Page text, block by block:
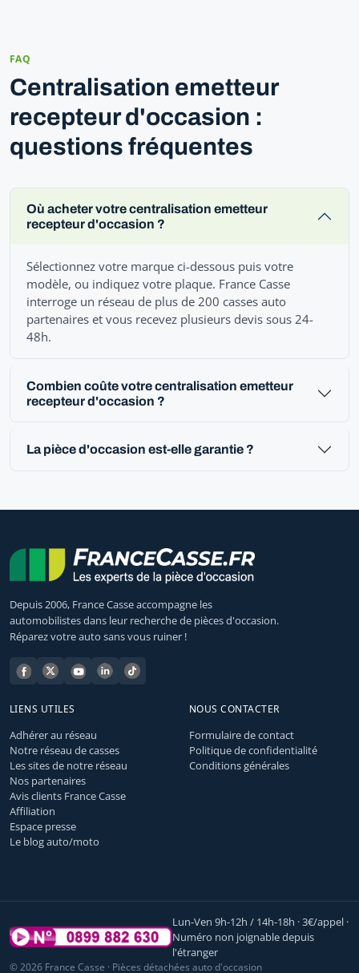
FAQ
Centralisation emetteur
recepteur d'occasion :
questions fréquentes
Où acheter votre centralisation emetteur
recepteur d'occasion ?
Sélectionnez votre marque ci-dessous puis votre
modèle, ou indiquez votre plaque. France Casse
interroge un réseau de plus de 200 casses auto
partenaires et vous recevez plusieurs devis sous 24-
48h.
Combien coûte votre centralisation emetteur
recepteur d'occasion ?
La pièce d'occasion est-elle garantie ?
Depuis 2006, France Casse accompagne les
automobilistes dans leur recherche de pièces d'occasion.
Réparez votre auto sans vous ruiner !
LIENS UTILES
Adhérer au réseau
Notre réseau de casses
Les sites de notre réseau
Nos partenaires
Avis clients France Casse
Affiliation
Espace presse
Le blog auto/moto
NOUS CONTACTER
Formulaire de contact
Politique de confidentialité
Conditions générales
Lun-Ven 9h-12h / 14h-18h · 3€/appel ·
Numéro non joignable depuis
l'étranger
© 2026 France Casse · Pièces détachées auto d'occasion